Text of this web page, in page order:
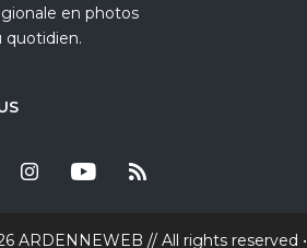
en photos
quotidien.
ARDENNEWEB // All rights reserved •